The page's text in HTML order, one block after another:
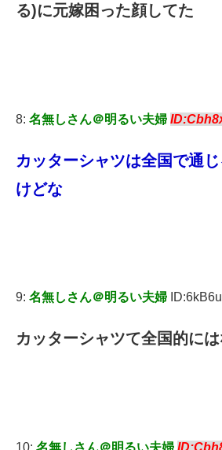
る)に元嫁困った顔してた
8: 名無しさん＠明るい夫婦
カッターシャツは全国で通
けどな
9: 名無しさん＠明るい夫婦
カッターシャツて全国的に